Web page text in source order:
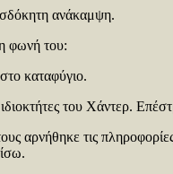
ανάκαμψη.
φωνή του:
καταφύγιο.
του Χάντερ.
αρνήθηκε τις